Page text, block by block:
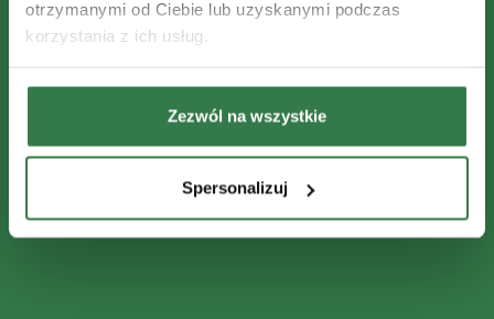
otrzymanymi od Ciebie lub uzyskanymi podczas
korzystania z ich usług.
Zezwól na wszystkie
Spersonalizuj